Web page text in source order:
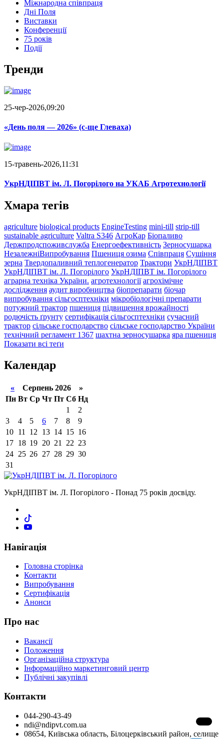
Міжнародна співпраця
Дні Поля
Виставки
Конференції
75 років
Події
Тренди
25-чер-2026,09:20
«День поля — 2026» (c-ще Глеваха)
15-травень-2026,11:31
УкрНДІПВТ ім. Л. Погорілого на УКАБ Агротехнології
Хмара тегів
agriculture biological products EngineTesting mini-till strip-till
sustainable agriculture Valtra S346 АгроКар Біопаливо
Держпродспоживслужба Енергоефективність Зерносушарка
НезалежніВипробування Пшениця озима Співпраця Сушіння
зерна Твердопаливний теплогенератор Трактори УкрНДІПВТ
УкрНДІПВТ ім. Л. Погорілого УкрНДІПВТ ім. Погорілого
аграрна техніка України. агротехнології агрохімічне
дослідження аудит виробництва біопрепарати біочар
випробування сільгосптехніки мікробіологічні препарати
потужний трактор пшениця підвищення врожайності
родючість ґрунту сертифікація сільгосптехніки сучасний
трактор сільське господарство сільське господарство України
технічний регламент 1367 шахтна зерносушарка яра пшениця
Показати всі теґи
Календар
« Серпень 2026 »
Пн Вт Ср Чт Пт Сб Нд
1
2
3
4 5 6 7 8
9
10 11 12 13 14 15 16
17 18 19 20 21 22 23
24 25 26 27 28 29 30
31
УкрНДІПВТ ім. Л. Погорілого - Понад 75 років досвіду.
Навігація
Головна сторінка
Контакти
Випробування
Сертифікація
Анонси
Про нас
Вакансії
Положення
Організаційна структура
Інформаційно маркетинговий центр
Публічні закупівлі
Контакти
044-290-43-49
ndi@ndipvt.com.ua
08654, Київська область, Білоцерківський район, селище